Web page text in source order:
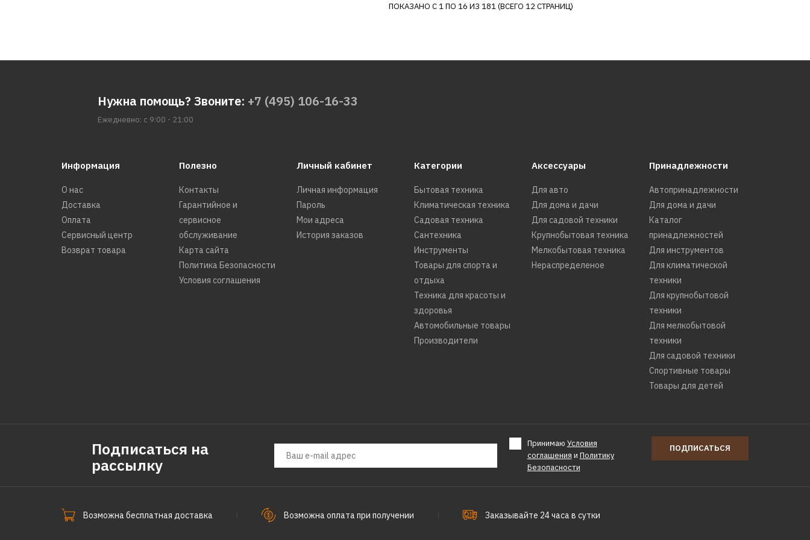
ДОБАВИТЬ В ПОЖЕЛАНИЯ
ДОБАВИТЬ К СРАВНЕНИЮ
ДОБАВИТЬ В ПОЖЕЛАНИЯ
Бритвенный блок PHILIPS
ДОБАВИТЬ В ПОЖЕЛАНИЯ
Вакуумная помпа для
блендера SMEG VPC01
ПОКАЗАНО С 1 ПО 16 ИЗ 181 (ВСЕГО 12 СТРАНИЦ)
Нужна помощь? Звоните: +7 (495) 106-16-33
Ежедневно: с 9:00 - 21:00
Информация
О нас
Доставка
Оплата
Сервисный центр
Возврат товара
Полезно
Контакты
Гарантийное и
сервисное
обслуживание
Карта сайта
Политика Безопасности
Условия соглашения
Личный кабинет
Личная информация
Пароль
Мои адреса
История заказов
Категории
Бытовая техника
Климатическая техника
Садовая техника
Сантехника
Инструменты
Товары для спорта и
отдыха
Техника для красоты и
здоровья
Автомобильные товары
Производители
Аксессуары
Для авто
Для дома и дачи
Для садовой техники
Крупнобытовая техника
Мелкобытовая техника
Нераспределеное
Принадлежности
Автопринадлежности
Для дома и дачи
Каталог
принадлежностей
Для инструментов
Для климатической
техники
Для крупнобытовой
техники
Для мелкобытовой
техники
Для садовой техники
Спортивные товары
Товары для детей
Подписаться на
рассылку
Принимаю Условия
соглашения и Политику
Безопасности
ПОДПИСАТЬСЯ
Возможна бесплатная доставка Возможна оплата при получении Заказывайте 24 часа в сутки